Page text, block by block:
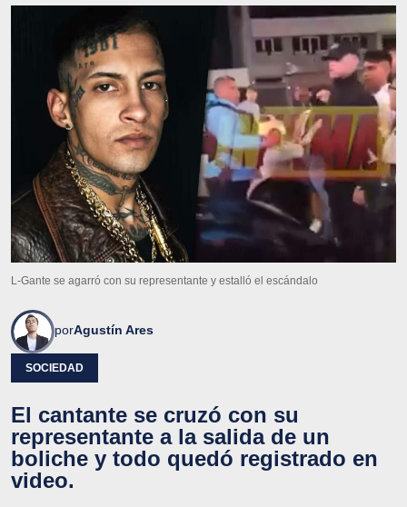
L-Gante se agarró con su representante y estalló el escándalo
porAgustín Ares
SOCIEDAD
El cantante se cruzó con su
representante a la salida de un
boliche y todo quedó registrado en
video.